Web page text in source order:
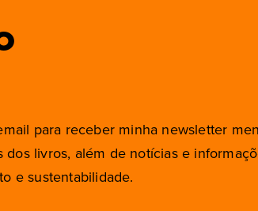
para receber minha newsletter
dos livros, além de notícias e
e sustentabilidade.